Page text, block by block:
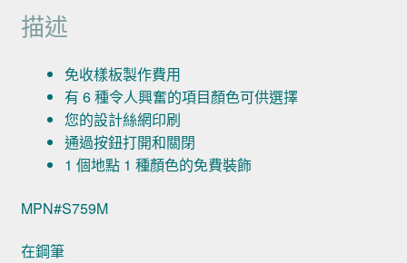
描述
免收樣板製作費用
有 6 種令人興奮的項目顏色可供選擇
您的設計絲網印刷
通過按鈕打開和關閉
1 個地點 1 種顏色的免費裝飾
MPN#S759M
在鋼筆